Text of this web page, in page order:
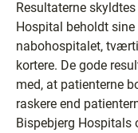
Resultaterne
Hospital beholdt
nabohospitalet,
kortere. De gode
med, at patienterne
raskere end
Bispebjerg Hospitals